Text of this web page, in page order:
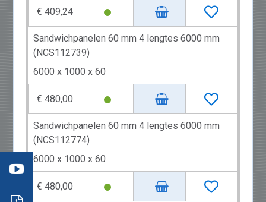
€ 409,24
Sandwichpanelen 60 mm 4 lengtes 6000 mm
(NCS112739)
6000 x 1000 x 60
€ 480,00
Sandwichpanelen 60 mm 4 lengtes 6000 mm
(NCS112774)
6000 x 1000 x 60
€ 480,00